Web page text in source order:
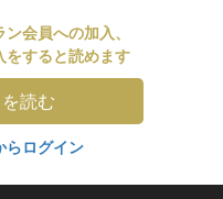
会員への加入、
をすると読めます
読む
らログイン